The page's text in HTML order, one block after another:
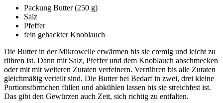
Packung Butter (250 g)
Salz
Pfeffer
fein gehackter Knoblauch
Die Butter in der Mikrowelle erwärmen bis sie cremig und leicht zu
rühren ist. Dann mit Salz, Pfeffer und dem Knoblauch abschmecken
oder mit mit weiteren Zutaten verfeinern. Verrühren bis alle Zutaten
gleichmäßig verteilt sind. Die Butter bei Bedarf in zwei, drei kleine
Portionsförmchen füllen und abkühlen lassen bis sie streichfest ist.
Das gibt den Gewürzen auch Zeit, sich richtig zu entfalten.